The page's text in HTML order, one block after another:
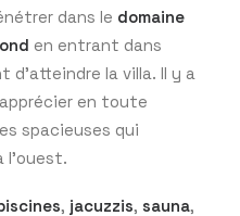
dans le domaine
en entrant dans
d’atteindre la villa. Il y a
en toute
spacieuses qui
l’ouest.
, jacuzzis, sauna,